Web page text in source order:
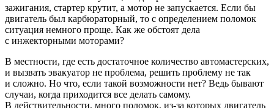
зажигания, стартер крутит, а мотор не запускается. Если бы
двигатель был карбюраторный, то с определением поломок
ситуация немного проще. Как же обстоят дела
с инжекторными моторами?
В местности, где есть достаточное количество автомастерских,
и вызвать эвакуатор не проблема, решить проблему не так
и сложно. Но что, если такой возможности нет? Ведь бывают
случаи, когда приходится все делать самому.
В действительности, много поломок, из-за которых двигатель